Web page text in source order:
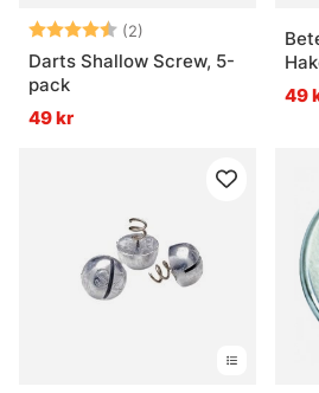
Betyg: (2)
4.5 utav 5 stjärnor
Darts Shallow Screw, 5-
pack
49 kr
49